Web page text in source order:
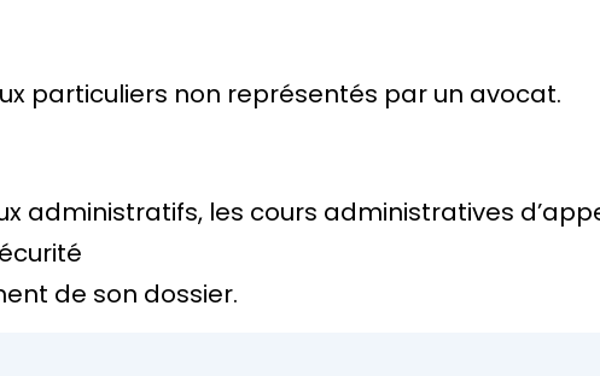
particuliers non représentés par un avocat.
administratifs, les cours administratives
de son dossier.